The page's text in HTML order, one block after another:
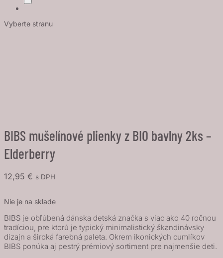
Vyberte stranu
BIBS mušelínové plienky z BIO bavlny 2ks –
Elderberry
12,95 € s DPH
Nie je na sklade
BIBS je obľúbená dánska detská značka s viac ako 40 ročnou
tradíciou, pre ktorú je typický minimalistický škandinávsky
dizajn a široká farebná paleta. Okrem ikonických cumlíkov
BIBS ponúka aj pestrý prémiový sortiment pre najmenšie deti.